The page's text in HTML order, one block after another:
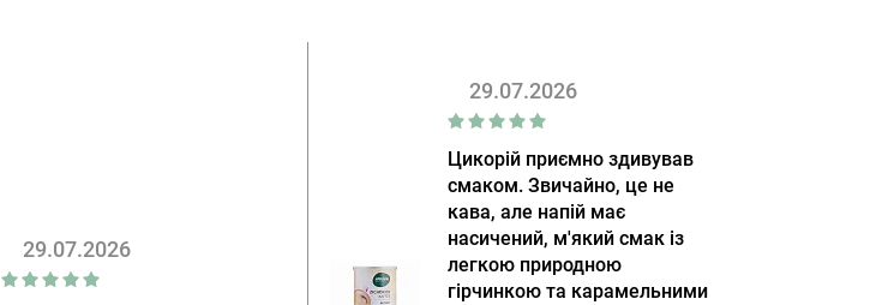
29.07.2026
29.07.2026
Цикорій приємно здивував
смаком. Звичайно, це не
кава, але напій має
насичений, м'який смак із
легкою природною
гірчинкою та карамельними